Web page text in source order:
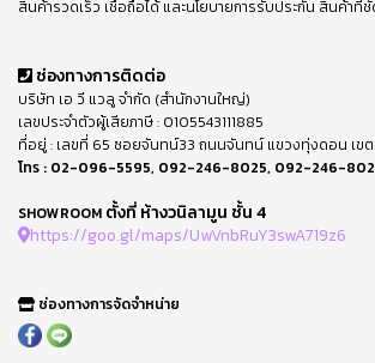
สินค้ารวดเร็ว เชื่อถือได้ และนโยบายการรับประกัน สินค้าที่ชั
ช่องทางการติดต่อ
บริษัท เอ วี แวลู จำกัด (สำนักงานใหญ่)
เลขประจำตัวผู้เสียภาษี : 0105543111885
ที่อยู่ : เลขที่ 65 ซอยจันทน์33 ถนนจันทน์ แขวงทุ่งดอน เขต
โทร : 02-096-5595, 092-246-8025, 092-246-
SHOWROOM ตั้งที่ ห้างวนิลามูน ชั้น 4
https://goo.gl/maps/UwVnbRuY3swA719z6
ช่องทางการจัดจำหน่าย